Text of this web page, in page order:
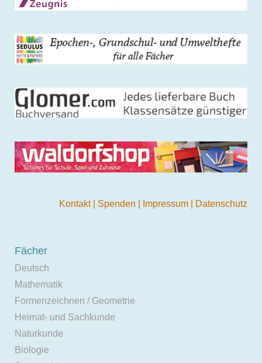
Kontakt Spenden Impressum Datenschutz
Fächer
Deutsch
Mathematik
Formenzeichnen / Geometrie
Heimat- und Sachkunde
Naturkunde
Biologie